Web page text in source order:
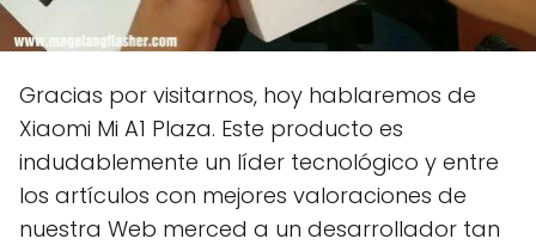
Gracias por visitarnos, hoy hablaremos de
Xiaomi Mi A1 Plaza. Este producto es
indudablemente un líder tecnológico y entre
los artículos con mejores valoraciones de
nuestra Web merced a un desarrollador tan